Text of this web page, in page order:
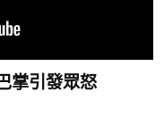
掌引發眾怒